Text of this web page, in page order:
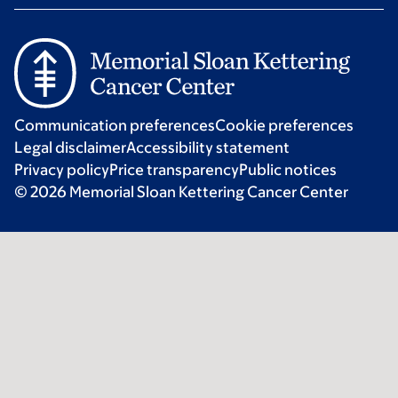
Communication preferencesCookie preferences
Legal disclaimerAccessibility statement
Privacy policyPrice transparencyPublic notices
© 2026 Memorial Sloan Kettering Cancer Center